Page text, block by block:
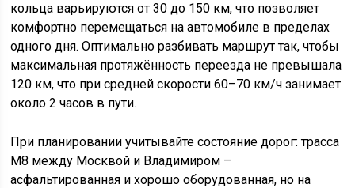
кольца варьируются от 30 до 150 км, что позволяет
комфортно перемещаться на автомобиле в пределах
одного дня. Оптимально разбивать маршрут так, чтобы
максимальная протяжённость переезда не превышала
120 км, что при средней скорости 60–70 км/ч занимает
около 2 часов в пути.
При планировании учитывайте состояние дорог: трасса
М8 между Москвой и Владимиром –
асфальтированная и хорошо оборудованная, но на